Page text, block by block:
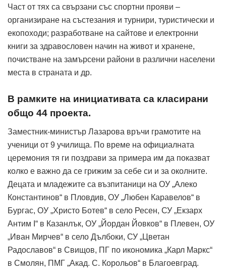
Част от тях са свързани със спортни прояви –
организиране на състезания и турнири, туристически и
екопоходи; разработване на сайтове и електронни
книги за здравословен начин на живот и хранене,
почистване на замърсени райони в различни населени
места в страната и др.
В рамките на инициативата са класирани
общо 44 проекта.
Заместник-министър Лазарова връчи грамотите на
ученици от 9 училища. По време на официалната
церемония тя ги поздрави за примера им да показват
колко е важно да се грижим за себе си и за околните.
Децата и младежите са възпитаници на ОУ „Алеко
Константинов“ в Пловдив, ОУ „Любен Каравелов“ в
Бургас, ОУ „Христо Ботев“ в село Ресен, СУ „Екзарх
Антим I“ в Казанлък, ОУ „Йордан Йовков“ в Плевен, ОУ
„Иван Мирчев“ в село Дълбоки, СУ „Цветан
Радославов“ в Свищов, ПГ по икономика „Карл Маркс“
в Смолян, ПМГ „Акад. С. Корольов“ в Благоевград.